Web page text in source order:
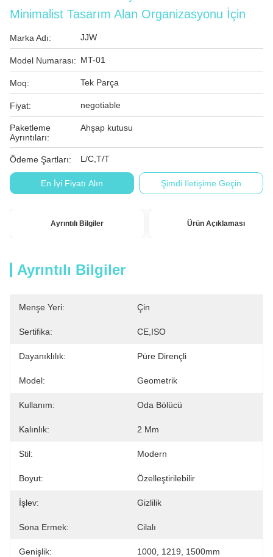
Minimalist Tasarım Alan Organizasyonu İçin
Marka Adı: JJW
Model Numarası: MT-01
Moq: Tek Parça
Fiyat: negotiable
Paketleme
Ayrıntıları:
Ahşap kutusu
Ödeme Şartları: L/C,T/T
En İyi Fiyatı Alın Şimdi Iletişime Geçin
Ayrıntılı Bilgiler Ürün Açıklaması
Ayrıntılı Bilgiler
Menşe Yeri: Çin
Sertifika: CE,ISO
Dayanıklılık: Püre Dirençli
Model: Geometrik
Kullanım: Oda Bölücü
Kalınlık: 2 Mm
Stil: Modern
Boyut: Özelleştirilebilir
İşlev: Gizlilik
Sona Ermek: Cilalı
Genişlik: 1000, 1219, 1500mm